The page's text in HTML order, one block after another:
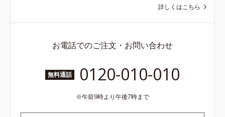
詳しくはこちら
お電話でのご注文・お問い合わせ
無料通話 0120-010-010
午前9時より午後7時まで